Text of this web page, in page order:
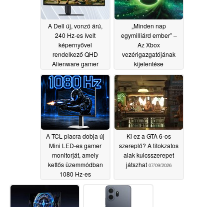
A Dell új, vonzó árú,
240 Hz-es ívelt
képernyővel
rendelkező QHD
Alienware gamer
monitorokat dob piacra
07/09/2026
„Minden nap
egymilliárd ember” –
Az Xbox
vezérigazgatójának
kijelentése
megdöbbentette a
rajongókat07/09/2026
A TCL piacra dobja új
Mini LED-es gamer
monitorját, amely
kettős üzemmódban
1080 Hz-es
képfrissítési
frekvenciával
rendelkezik
Ki ez a GTA 6-os
szereplő? A titokzatos
alak kulcsszerepet
játszhat 07/09/2026